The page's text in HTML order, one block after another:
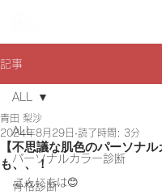
記事
ALL
パーソナルカラー診断
骨格診断
ALL
【不思議な肌色のパーソナ
も、、！
青田 梨沙
2024年8月29日 読了時間: 3分
こんにちは😊